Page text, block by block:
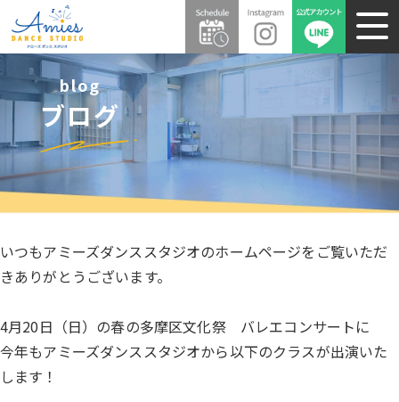
blog
ブログ
いつもアミーズダンススタジオのホームページをご覧いただ
きありがとうございます。
4月20日（日）の春の多摩区文化祭 バレエコンサートに
今年もアミーズダンススタジオから以下のクラスが出演いた
します！